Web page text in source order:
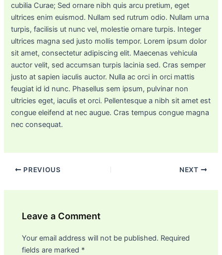
cubilia Curae; Sed ornare nibh quis arcu pretium, eget
ultrices enim euismod. Nullam sed rutrum odio. Nullam urna
turpis, facilisis ut nunc vel, molestie ornare turpis. Integer
ultrices magna sed justo mollis tempor. Lorem ipsum dolor
sit amet, consectetur adipiscing elit. Maecenas vehicula
auctor velit, sed accumsan turpis lacinia sed. Cras semper
justo at sapien iaculis auctor. Nulla ac orci in orci mattis
feugiat id id nunc. Phasellus sem ipsum, pulvinar non
ultricies eget, iaculis et orci. Pellentesque a nibh sit amet est
congue eleifend at nec augue. Cras tempus congue magna
nec consequat.
PREVIOUS NEXT
Leave a Comment
Your email address will not be published. Required
fields are marked *